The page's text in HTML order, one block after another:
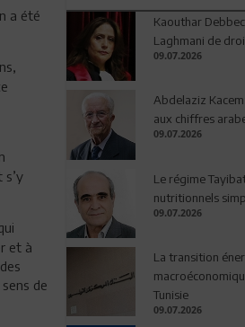
a été
et à
de
Kaouthar
Laghmani de
09.07.2026
Abdelaziz
aux chiffres
09.07.2026
Le régime
nutritionnels
09.07.2026
La transition
Tunisie
09.07.2026